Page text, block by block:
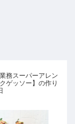
務スーパーアレン
ゲッソー】の作り